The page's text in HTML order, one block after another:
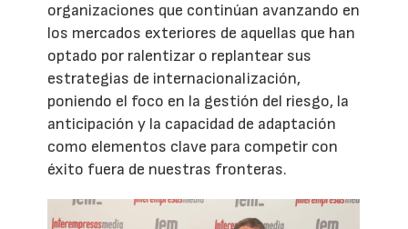
organizaciones que continúan avanzando en
los mercados exteriores de aquellas que han
optado por ralentizar o replantear sus
estrategias de internacionalización,
poniendo el foco en la gestión del riesgo, la
anticipación y la capacidad de adaptación
como elementos clave para competir con
éxito fuera de nuestras fronteras.